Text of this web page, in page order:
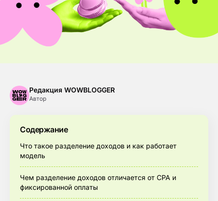
Редакция WOWBLOGGER
Автор
Содержание
Что такое разделение доходов и как работает
модель
Чем разделение доходов отличается от CPA и
фиксированной оплаты